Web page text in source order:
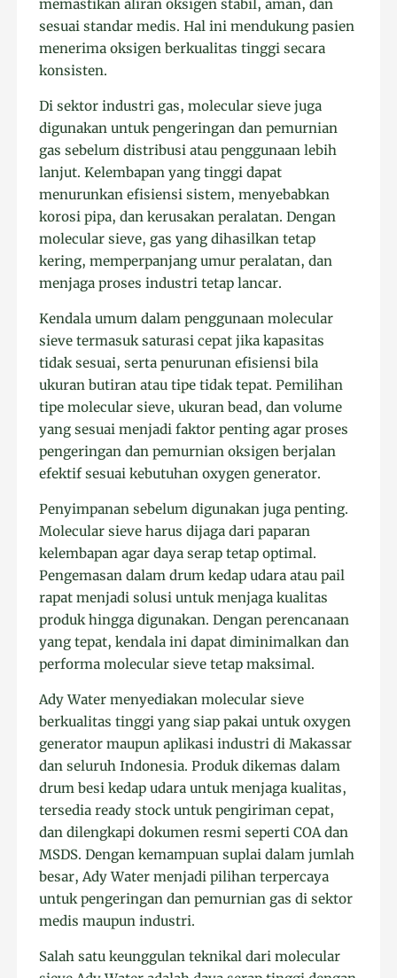
memastikan aliran oksigen stabil, aman, dan
sesuai standar medis. Hal ini mendukung pasien
menerima oksigen berkualitas tinggi secara
konsisten.
Di sektor industri gas, molecular sieve juga
digunakan untuk pengeringan dan pemurnian
gas sebelum distribusi atau penggunaan lebih
lanjut. Kelembapan yang tinggi dapat
menurunkan efisiensi sistem, menyebabkan
korosi pipa, dan kerusakan peralatan. Dengan
molecular sieve, gas yang dihasilkan tetap
kering, memperpanjang umur peralatan, dan
menjaga proses industri tetap lancar.
Kendala umum dalam penggunaan molecular
sieve termasuk saturasi cepat jika kapasitas
tidak sesuai, serta penurunan efisiensi bila
ukuran butiran atau tipe tidak tepat. Pemilihan
tipe molecular sieve, ukuran bead, dan volume
yang sesuai menjadi faktor penting agar proses
pengeringan dan pemurnian oksigen berjalan
efektif sesuai kebutuhan oxygen generator.
Penyimpanan sebelum digunakan juga penting.
Molecular sieve harus dijaga dari paparan
kelembapan agar daya serap tetap optimal.
Pengemasan dalam drum kedap udara atau pail
rapat menjadi solusi untuk menjaga kualitas
produk hingga digunakan. Dengan perencanaan
yang tepat, kendala ini dapat diminimalkan dan
performa molecular sieve tetap maksimal.
Ady Water menyediakan molecular sieve
berkualitas tinggi yang siap pakai untuk oxygen
generator maupun aplikasi industri di Makassar
dan seluruh Indonesia. Produk dikemas dalam
drum besi kedap udara untuk menjaga kualitas,
tersedia ready stock untuk pengiriman cepat,
dan dilengkapi dokumen resmi seperti COA dan
MSDS. Dengan kemampuan suplai dalam jumlah
besar, Ady Water menjadi pilihan terpercaya
untuk pengeringan dan pemurnian gas di sektor
medis maupun industri.
Salah satu keunggulan teknikal dari molecular